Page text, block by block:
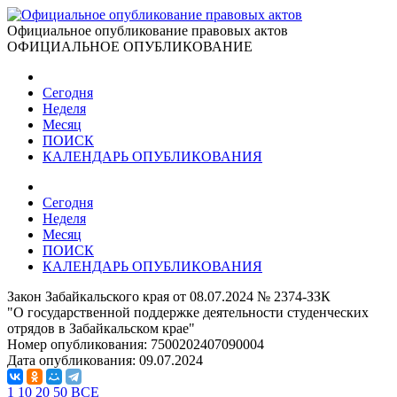
Официальное опубликование правовых актов
ОФИЦИАЛЬНОЕ ОПУБЛИКОВАНИЕ
Сегодня
Неделя
Месяц
ПОИСК
КАЛЕНДАРЬ ОПУБЛИКОВАНИЯ
Сегодня
Неделя
Месяц
ПОИСК
КАЛЕНДАРЬ ОПУБЛИКОВАНИЯ
Закон Забайкальского края от 08.07.2024 № 2374-ЗЗК
"О государственной поддержке деятельности студенческих
отрядов в Забайкальском крае"
Номер опубликования: 7500202407090004
Дата опубликования: 09.07.2024
1 10 20 50 ВСЕ